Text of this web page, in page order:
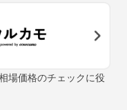
場価格のチェックに役